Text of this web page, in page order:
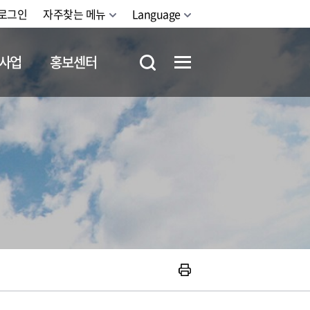
그인 자주찾는 메뉴 Language
업 홍보센터